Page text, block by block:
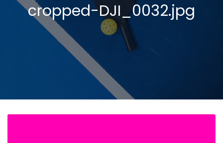
cropped-DJI_0032.jpg